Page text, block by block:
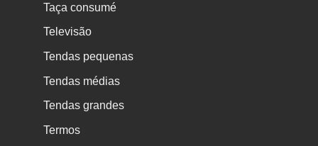
Taça consumé
Televisão
Tendas pequenas
Tendas médias
Tendas grandes
Termos